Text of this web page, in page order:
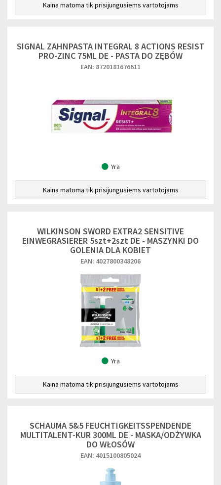
Kaina matoma tik prisijungusiems vartotojams
SIGNAL ZAHNPASTA INTEGRAL 8 ACTIONS RESIST
PRO-ZINC 75ML DE - PASTA DO ZĘBÓW
EAN: 8720181676611
Yra
Kaina matoma tik prisijungusiems vartotojams
WILKINSON SWORD EXTRA2 SENSITIVE
EINWEGRASIERER 5szt+2szt DE - MASZYNKI DO
GOLENIA DLA KOBIET
EAN: 4027800348206
Yra
Kaina matoma tik prisijungusiems vartotojams
SCHAUMA 5&5 FEUCHTIGKEITSSPENDENDE
MULTITALENT-KUR 300ML DE - MASKA/ODŻYWKA
DO WŁOSÓW
EAN: 4015100805024